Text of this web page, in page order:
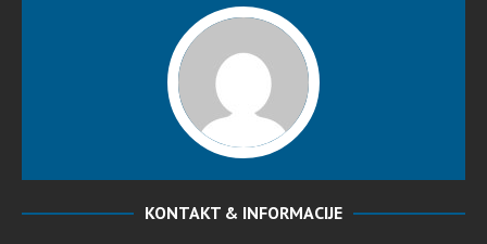
KONTAKT & INFORMACIJE